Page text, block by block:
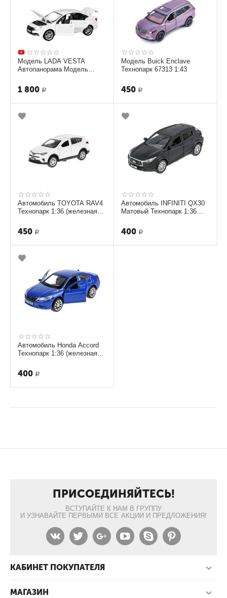
Модель LADA VESTA
Автопанорама Модель
1 800 Р
Модель Buick Enclave
Технопарк 67313 1:43
450 Р
Автомобиль TOYOTA RAV4
Технопарк 1:36 (железная
450 Р
Автомобиль INFINITI QX30
Матовый Технопарк 1:36
400 Р
Автомобиль Honda Accord
Технопарк 1:36 (железная
400 Р
ПРИСОЕДИНЯЙТЕСЬ!
ВСТУПАЙТЕ К НАМ В ГРУППУ
И УЗНАВАЙТЕ ПЕРВЫМИ ВСЕ АКЦИИ И ПРЕДЛОЖЕНИЯ!
КАБИНЕТ ПОКУПАТЕЛЯ
МАГАЗИН